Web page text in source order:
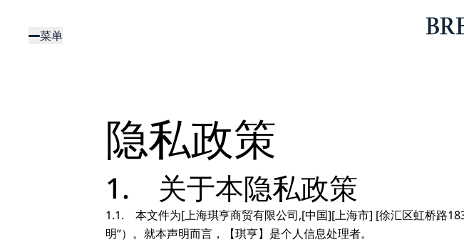
菜单
隐私政策
1. 关于本隐私政策
1.1. 本文件为[上海琪亨商贸有限公司,[中国][上海市] [徐汇区虹桥路
明”）。就本声明而言，【琪亨】是个人信息处理者。